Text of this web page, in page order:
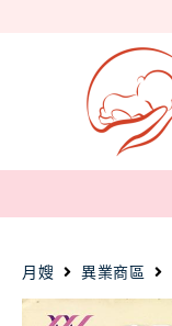
月嫂 異業商區